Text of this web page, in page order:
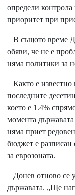
определи
приоритет при
В същото време
обяви, че не е
няма политики за
Както е известно
последните
което е 1.4%
момента
няма приет
бюджет е разписан
за еврозоната.
Донев отново се
държавата. „Ще